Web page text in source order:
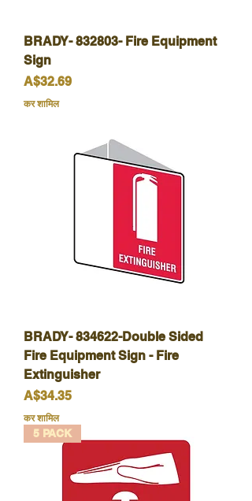
BRADY- 832803- Fire Equipment
Sign
मूल्य
A$32.69
कर शामिल
BRADY- 834622-Double Sided
Fire Equipment Sign - Fire
Extinguisher
मूल्य
A$34.35
कर शामिल
5 PACK